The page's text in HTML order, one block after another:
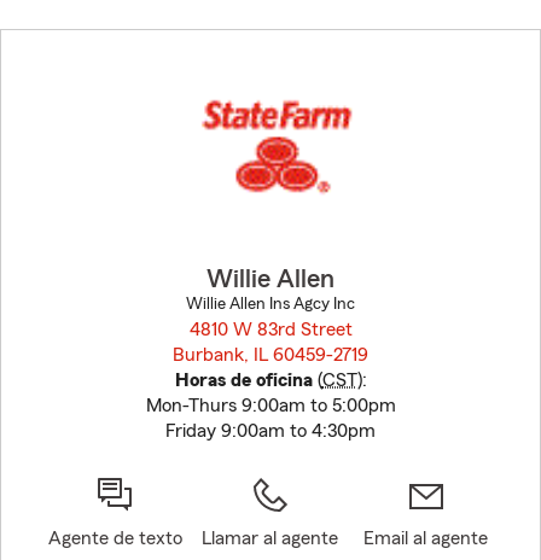
to
Willie Allen
Willie Allen Ins Agcy Inc
4810 W 83rd Street
Burbank, IL 60459-2719
Horas de oficina(CST):
Mon-Thurs 9:00am to 5:00pm
Friday 9:00am to 4:30pm
Agente de texto Llamar al agente Email al agente